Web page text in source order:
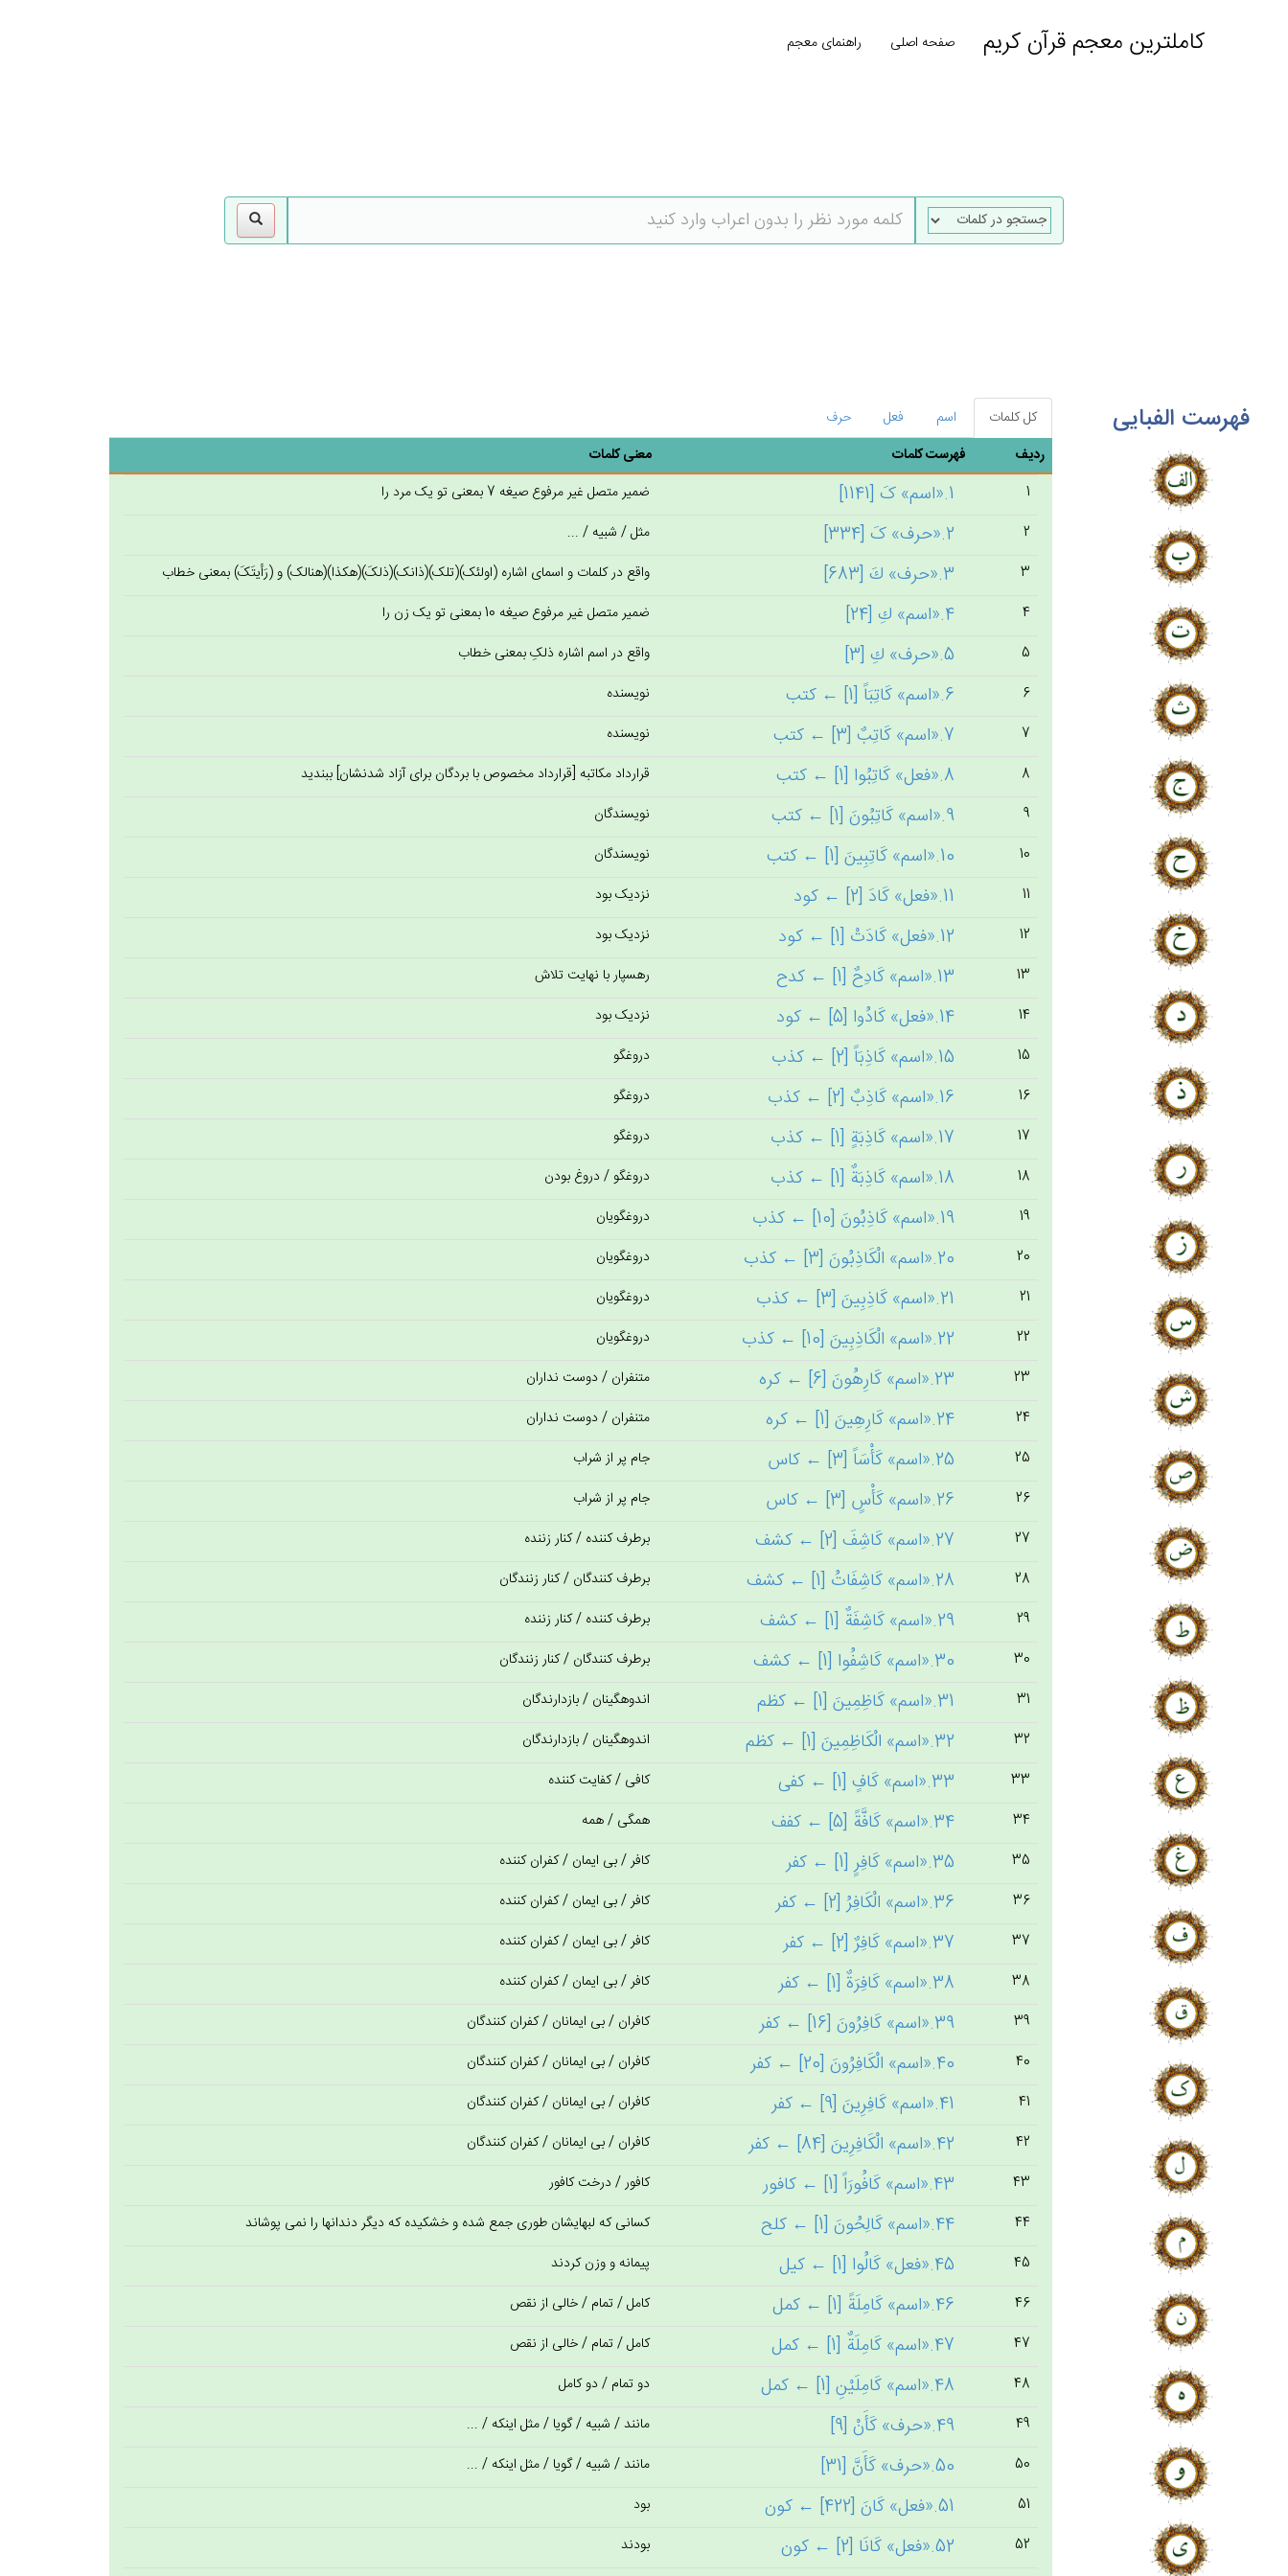
کاملترین معجم قرآن کریم صفحه اصلی راهنمای معجم
فهرست الفبایی کل کلمات اسم فعل
حرف
ردیف
فهرست کلمات
معنی کلمات
1
1.«اسم» کَ [1141]
ضمیر متصل غیر مرفوع صیغه 7 بمعنی تو یک مرد را
2
2.«حرف» کَ [334]
مثل / شبیه / ...
3
3.«حرف» ك‌َ [683]
واقع در کلمات و اسمای اشاره (اولئک)(تلک)(ذانک)(ذلکَ)(هکذا)(هنالک) و (رَأیتَکَ) بمعنی خطاب
4
4.«اسم» ك‌ِ [24]
ضمیر متصل غیر مرفوع صیغه 10 بمعنی تو یک زن را
5
5.«حرف» ك‌ِ [3]
واقع در اسم اشاره ذلکِ بمعنی خطاب
6
6.«اسم» كَاتِبَاً [1] ← کتب
نویسنده
7
7.«اسم» كَاتِب‌ٌ [3] ← کتب
نویسنده
8
8.«فعل» كَاتِبُوا [1] ← کتب
قرارداد مكاتبه [قرارداد مخصوص با بردگان براى آزاد شدنشان] ببنديد
9
9.«اسم» كَاتِبُون‌َ [1] ← کتب
نویسندگان
10
10.«اسم» كَاتِبِين‌َ [1] ← کتب
نویسندگان
11
11.«فعل» كَادَ [2] ← کود
نزدیک بود
12
12.«فعل» كَادَتْ [1] ← کود
نزدیک بود
13
13.«اسم» كَادِح‌ٌ [1] ← کدح
رهسپار با نهایت تلاش
14
14.«فعل» كَادُوا [5] ← کود
نزدیک بود
15
15.«اسم» كَاذِبَاً [2] ← کذب
دروغگو
16
16.«اسم» كَاذِب‌ٌ [2] ← کذب
دروغگو
17
17.«اسم» كَاذِبَة‌ٍ [1] ← کذب
دروغگو
18
18.«اسم» كَاذِبَة‌ٌ [1] ← کذب
دروغگو / دروغ بودن
19
19.«اسم» كَاذِبُون‌َ [10] ← کذب
دروغگویان
20
20.«اسم» الْكَاذِبُون‌َ [3] ← کذب
دروغگویان
21
21.«اسم» كَاذِبِين‌َ [3] ← کذب
دروغگویان
22
22.«اسم» الْكَاذِبِين‌َ [10] ← کذب
دروغگویان
23
23.«اسم» كَارِهُون‌َ [6] ← کره
متنفران / دوست نداران
24
24.«اسم» كَارِهِين‌َ [1] ← کره
متنفران / دوست نداران
25
25.«اسم» كَأْسَاً [3] ← کاس
جام پر از شراب
26
26.«اسم» كَأْس‌ٍ [3] ← کاس
جام پر از شراب
27
27.«اسم» كَاشِف‌َ [2] ← کشف
برطرف کننده / کنار زننده
28
28.«اسم» كَاشِفَات‌ُ [1] ← کشف
برطرف کنندگان / کنار زنندگان
29
29.«اسم» كَاشِفَة‌ٌ [1] ← کشف
برطرف کننده / کنار زننده
30
30.«اسم» كَاشِفُوا [1] ← کشف
برطرف کنندگان / کنار زنندگان
31
31.«اسم» كَاظِمِين‌َ [1] ← کظم
اندوهگینان / بازدارندگان
32
32.«اسم» الْكَاظِمِين‌َ [1] ← کظم
اندوهگینان / بازدارندگان
33
33.«اسم» كَاف‌ٍ [1] ← کفی
کافی / کفایت کننده
34
34.«اسم» كَافَّة‌ً [5] ← کفف
همگی / همه
35
35.«اسم» كَافِرٍ [1] ← کفر
کافر / بی ایمان / کفران کننده
36
36.«اسم» الْكَافِرُ [2] ← کفر
کافر / بی ایمان / کفران کننده
37
37.«اسم» كَافِرٌ [2] ← کفر
کافر / بی ایمان / کفران کننده
38
38.«اسم» كَافِرَة‌ٌ [1] ← کفر
کافر / بی ایمان / کفران کننده
39
39.«اسم» كَافِرُون‌َ [16] ← کفر
کافران / بی ایمانان / کفران کنندگان
40
40.«اسم» الْكَافِرُون‌َ [20] ← کفر
کافران / بی ایمانان / کفران کنندگان
41
41.«اسم» كَافِرِين‌َ [9] ← کفر
کافران / بی ایمانان / کفران کنندگان
42
42.«اسم» الْكَافِرِين‌َ [84] ← کفر
کافران / بی ایمانان / کفران کنندگان
43
43.«اسم» كَافُورَاً [1] ← کافور
کافور / درخت کافور
44
44.«اسم» كَالِحُون‌َ [1] ← کلح
کسانی که لبهايشان طوری جمع شده و خشكيده كه ديگر دندانها را نمی پوشاند
45
45.«فعل» كَالُوا [1] ← کیل
پیمانه و وزن کردند
46
46.«اسم» كَامِلَة‌ً [1] ← کمل
کامل / تمام / خالی از نقص
47
47.«اسم» كَامِلَة‌ٌ [1] ← کمل
کامل / تمام / خالی از نقص
48
48.«اسم» كَامِلَيْن‌ِ [1] ← کمل
دو تمام / دو کامل
49
49.«حرف» كَأَنْ [9]
مانند / شبیه / گویا / مثل اینکه / ...
50
50.«حرف» كَأَنَّ [31]
مانند / شبیه / گویا / مثل اینکه / ...
51
51.«فعل» كَان‌َ [422] ← کون
بود
52
52.«فعل» كَانَا [2] ← کون
بودند